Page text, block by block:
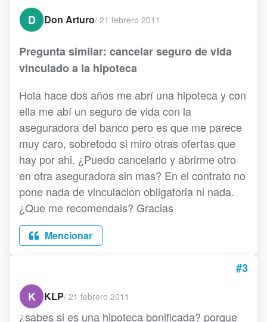
D
Don Arturo/ 21 febrero 2011
Pregunta similar: cancelar seguro de vida
vinculado a la hipoteca
Hola hace dos años me abrí una hipoteca y con
ella me abí un seguro de vida con la
aseguradora del banco pero es que me parece
muy caro, sobretodo si miro otras ofertas que
hay por ahi. ¿Puedo cancelarlo y abrirme otro
en otra aseguradora sin mas? En el contrato no
pone nada de vinculacion obligatoria ni nada.
¿Que me recomendais? Gracias
Mencionar
#3
K
KLP/ 21 febrero 2011
¿sabes si es una hipoteca bonificada? porque